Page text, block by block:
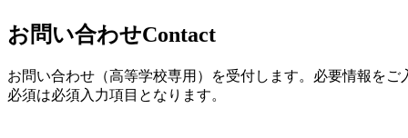
お問い合わせContact
お問い合わせ（高等学校専用）を受付します。必要情報をご
必須は必須入力項目となります。